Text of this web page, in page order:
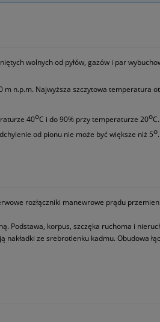
wolnych od pyłów, gazów i par
n.p.m. Najwyższa szczytowa temperatura
40oC i do 90% przy temperaturze 20oC.
od pionu nie może być większe niż 5o.
rozłączniki manewrowe prądu
Podstawa, korpus, szczęka ruchoma i
ze srebrotlenku kadmu. Obudowa